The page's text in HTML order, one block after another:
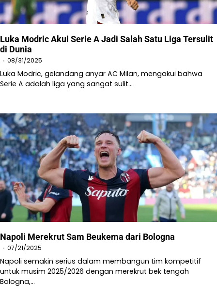
Luka Modric Akui Serie A Jadi Salah Satu Liga Tersulit
di Dunia
08/31/2025
Luka Modric, gelandang anyar AC Milan, mengakui bahwa
Serie A adalah liga yang sangat sulit…
Napoli Merekrut Sam Beukema dari Bologna
07/21/2025
Napoli semakin serius dalam membangun tim kompetitif
untuk musim 2025/2026 dengan merekrut bek tengah
Bologna,…